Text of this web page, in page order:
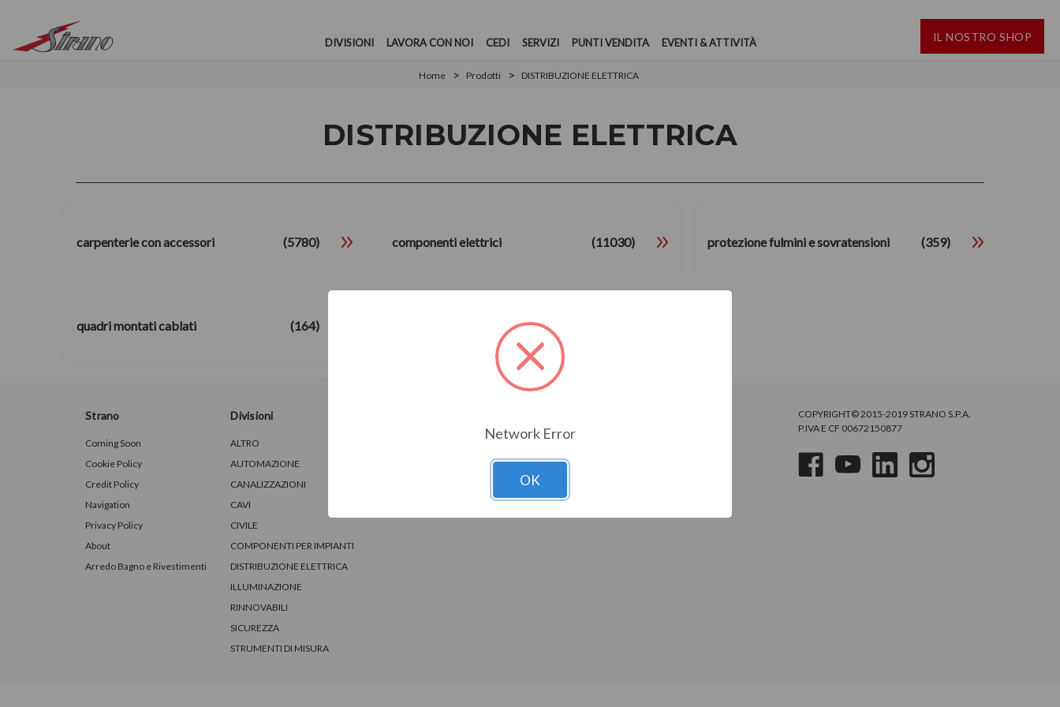
IL NOSTRO SHOP
DIVISIONI LAVORA CON NOI CEDI SERVIZI PUNTI VENDITA EVENTI & ATTIVITÀ
Home Prodotti DISTRIBUZIONE ELETTRICA
DISTRIBUZIONE ELETTRICA
carpenterie con accessori (5780) componenti elettrici (11030) protezione fulmini e sovratensioni (359)
quadri montati cablati (164)
Strano
Coming Soon
Cookie Policy
Credit Policy
Navigation
Privacy Policy
About
Arredo Bagno e Rivestimenti
Divisioni
ALTRO
AUTOMAZIONE
CANALIZZAZIONI
CAVI
CIVILE
COMPONENTI PER IMPIANTI
DISTRIBUZIONE ELETTRICA
ILLUMINAZIONE
RINNOVABILI
SICUREZZA
STRUMENTI DI MISURA
COPYRIGHT© 2015-2019 STRANO S.P.A.
P.IVA E CF 00672150877
Network Error
OK